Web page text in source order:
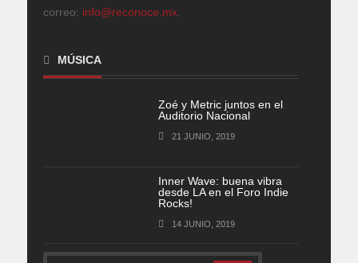
correo: info@reconoce.mx
MÚSICA
Zoé y Metric juntos en el
Auditorio Nacional
21 JUNIO, 2019
Inner Wave: buena vibra
desde LA en el Foro Indie
Rocks!
14 JUNIO, 2019